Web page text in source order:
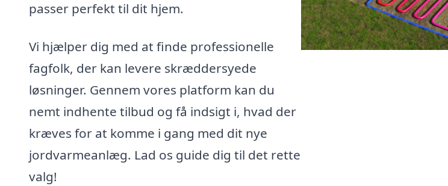
passer perfekt til dit hjem.
Vi hjælper dig med at finde professionelle
fagfolk, der kan levere skræddersyede
løsninger. Gennem vores platform kan du
nemt indhente tilbud og få indsigt i, hvad der
kræves for at komme i gang med dit nye
jordvarmeanlæg. Lad os guide dig til det rette
valg!